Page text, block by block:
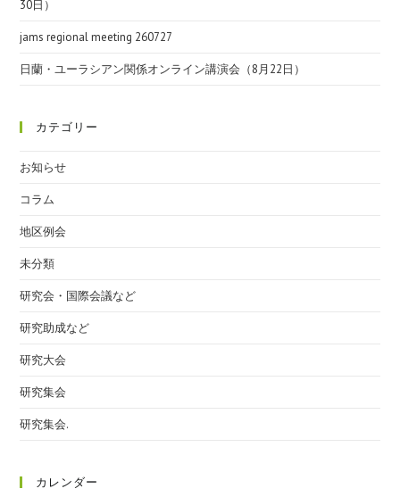
30日）
jams regional meeting 260727
日蘭・ユーラシアン関係オンライン講演会（8月22日）
カテゴリー
お知らせ
コラム
地区例会
未分類
研究会・国際会議など
研究助成など
研究大会
研究集会
研究集会.
カレンダー